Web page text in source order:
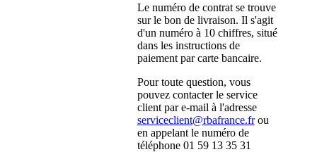
Le numéro de contrat se trouve
sur le bon de livraison. Il s'agit
d'un numéro à 10 chiffres, situé
dans les instructions de
paiement par carte bancaire.
Pour toute question, vous
pouvez contacter le service
client par e-mail à l'adresse
serviceclient@rbafrance.frou
en appelant le numéro de
téléphone 01 59 13 35 31